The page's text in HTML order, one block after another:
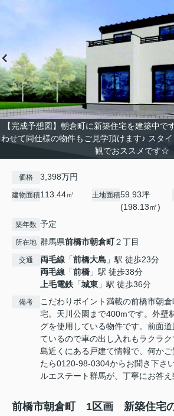
【完成予想図】朝倉町に新築住宅を建築中で
わせて同仕様の物件もご見学頂けます♪ スタ
観でおススメです☆
価格 3,398万円
建物面積113.44㎡ 土地面積59.93坪
(198.13㎡)
築年数 予定
所在地 群馬県前橋市朝倉町２丁目
交通 両毛線 「前橋大島 」駅 徒歩23分
両毛線 「前橋 」駅 徒歩38分
上毛電鉄 「城東 」駅 徒歩36分
備考
こだわりポイント満載の前橋市
宅。天川公園まで400mです。外壁
グを使用している物件です。前面
ているので車の出し入れもラクラ
島近くにある戸建て情報で、何か
たら0120-98-0304からお聞き下さ
ルエステート群馬が、丁寧にお答え
前橋市朝倉町 1区画 新築住宅